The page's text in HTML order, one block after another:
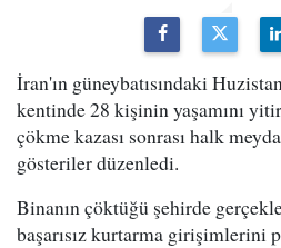
İran'ın güneybatısındaki
kentinde 28 kişinin yaşamını
çökme kazası sonrası halk
gösteriler düzenledi.
Binanın çöktüğü şehirde
başarısız kurtarma girişimlerini